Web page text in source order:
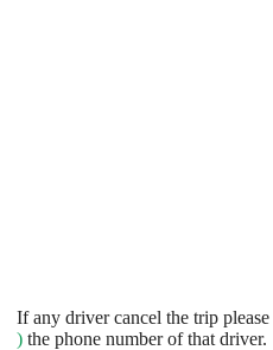
If any driver cancel the trip please
) the phone number of that driver.